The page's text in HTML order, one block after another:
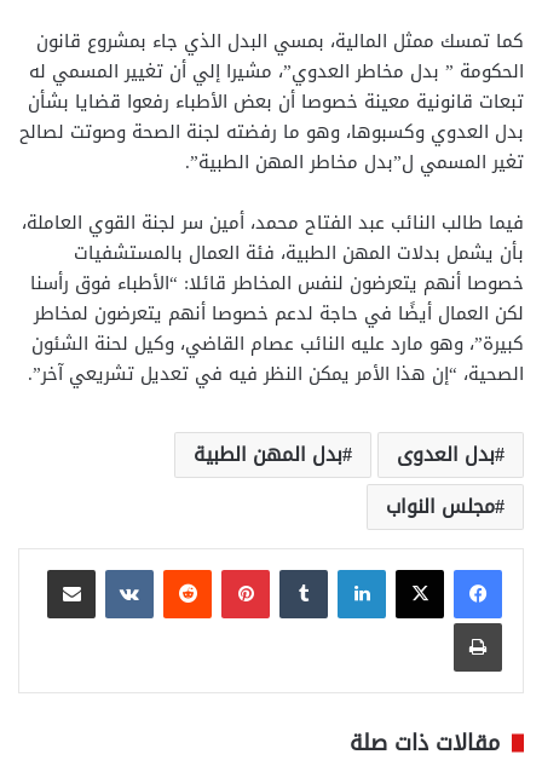
كما تمسك ممثل المالية، بمسي البدل الذي جاء بمشروع قانون
الحكومة ” بدل مخاطر العدوي”، مشيرا إلي أن تغيير المسمي له
تبعات قانونية معينة خصوصا أن بعض الأطباء رفعوا قضايا بشأن
بدل العدوي وكسبوها، وهو ما رفضته لجنة الصحة وصوتت لصالح
تغير المسمي ل”بدل مخاطر المهن الطبية”.
فيما طالب النائب عبد الفتاح محمد، أمين سر لجنة القوي العاملة،
بأن يشمل بدلات المهن الطبية، فئة العمال بالمستشفيات
خصوصا أنهم يتعرضون لنفس المخاطر قائلا: “الأطباء فوق رأسنا
لكن العمال أيضًا في حاجة لدعم خصوصا أنهم يتعرضون لمخاطر
كبيرة”، وهو مارد عليه النائب عصام القاضي، وكيل لحنة الشئون
الصحية، “إن هذا الأمر يمكن النظر فيه في تعديل تشريعي آخر”.
بدل العدوى
بدل المهن الطبية
مجلس النواب
لينكدإن بينتيريست
مشاركة عبر البريد
طباعة
مقالات ذات صلة